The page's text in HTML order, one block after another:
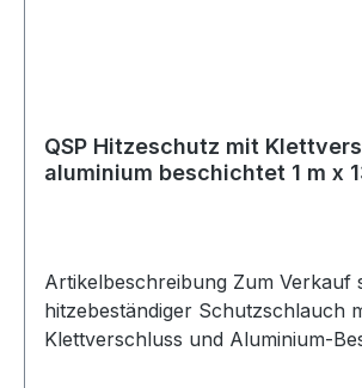
QSP Hitzeschutz mit
aluminium beschichtet 1 m x
Artikelbeschreibung Zum Verkauf
hitzebeständiger Schutzschlauch
Klettverschluss und Aluminium-